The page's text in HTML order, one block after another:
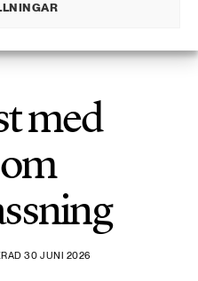
med
30 JUNI 2026